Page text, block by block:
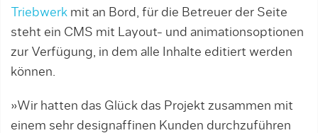
Triebwerk mit an Bord, für die Betreuer der Seite
steht ein CMS mit Layout- und animationsoptionen
zur Verfügung, in dem alle Inhalte editiert werden
können.
»Wir hatten das Glück das Projekt zusammen mit
einem sehr designaffinen Kunden durchzuführen